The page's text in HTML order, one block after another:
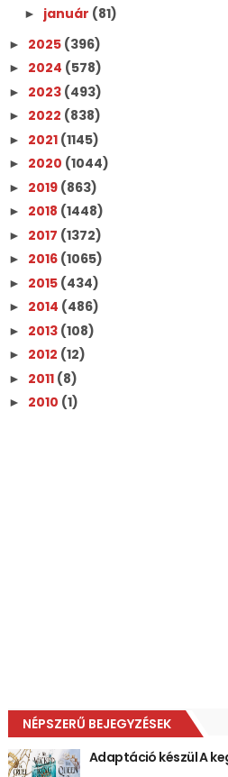
► január (81)
► 2025 (396)
► 2024 (578)
► 2023 (493)
► 2022 (838)
► 2021 (1145)
► 2020 (1044)
► 2019 (863)
► 2018 (1448)
► 2017 (1372)
► 2016 (1065)
► 2015 (434)
► 2014 (486)
► 2013 (108)
► 2012 (12)
► 2011 (8)
► 2010 (1)
NÉPSZERŰ BEJEGYZÉSEK
Adaptáció készül A